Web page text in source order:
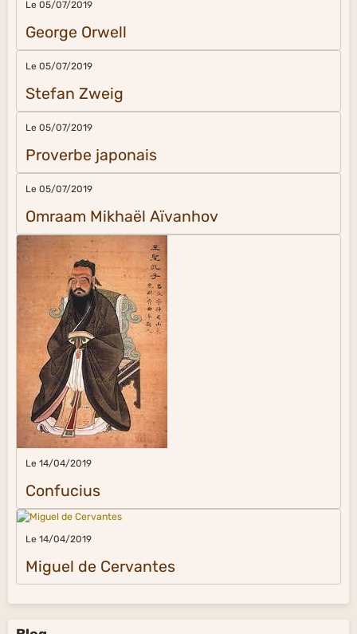
Le 05/07/2019
George Orwell
Le 05/07/2019
Stefan Zweig
Le 05/07/2019
Proverbe japonais
Le 05/07/2019
Omraam Mikhaël Aïvanhov
Le 14/04/2019
Confucius
Le 14/04/2019
Miguel de Cervantes